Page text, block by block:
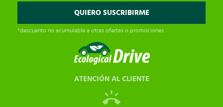
*descuento no acumulable a otras ofertas o promociones.
ATENCIÓN AL CLIENTE